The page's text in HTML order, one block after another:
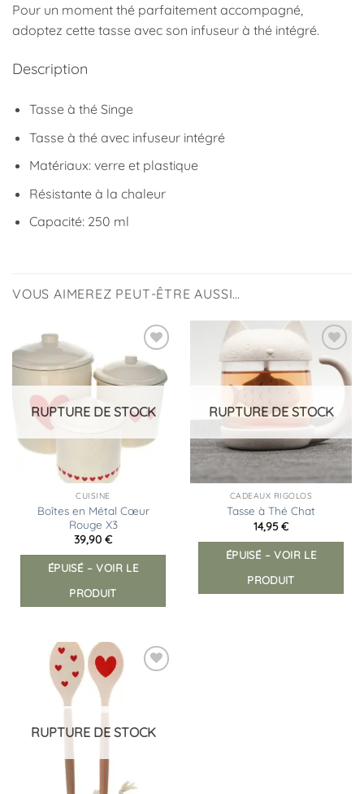
Pour un moment thé parfaitement accompagné,
adoptez cette tasse avec son infuseur à thé intégré.
Description
Tasse à thé Singe
Tasse à thé avec infuseur intégré
Matériaux: verre et plastique
Résistante à la chaleur
Capacité: 250 ml
VOUS AIMEREZ PEUT-ÊTRE AUSSI…
Ajouter
liste
RUPTURE DE STOCK
CUISINE
Boîtes en Métal Cœur
Rouge X3
39,90 €
ÉPUISÉ – VOIR LE
PRODUIT
Ajouter
RUPTURE DE STOCK
CADEAUX RIGOLOS
Tasse à Thé Chat
14,95€
ÉPUISÉ – VOIR LE
PRODUIT
RUPTURE DE STOCK